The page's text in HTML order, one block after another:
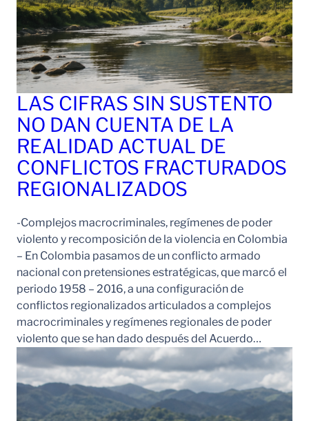
LAS CIFRAS SIN SUSTENTO
NO DAN CUENTA DE LA
REALIDAD ACTUAL DE
CONFLICTOS FRACTURADOS
REGIONALIZADOS
-Complejos macrocriminales, regímenes de poder
violento y recomposición de la violencia en Colombia
– En Colombia pasamos de un conflicto armado
nacional con pretensiones estratégicas, que marcó el
periodo 1958 – 2016, a una configuración de
conflictos regionalizados articulados a complejos
macrocriminales y regímenes regionales de poder
violento que se han dado después del Acuerdo…